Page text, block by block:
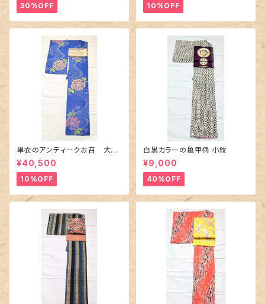
30%OFF 10%OFF
単衣のアンティークお召 大輪
の薔薇柄柄
¥40,500
10%OFF
白黒カラーの亀甲柄 小紋
¥9,000
40%OFF